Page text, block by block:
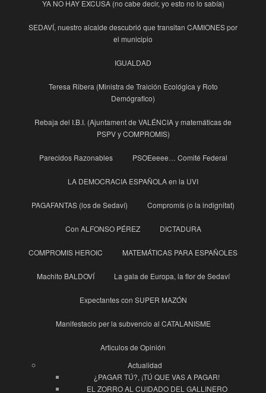
YA NO HAY EXCUSA (no cabe decir, yo esto no lo sabía)
SEDAVÍ, nuestro alcalde descubrió que transitan CAMIONES por
el municipio
IGUALDAD
Teresa Ribera (Ministra de Traición Ecológica y Roto
Demógrafico)
Rebaja del I.B.I. (Ajuntament de VALÉNCIA y matemáticas de
PSPV y COMPROMIS)
Parecidos Razonables PSOEeeee… Comité Federal
LA DEMOCRACIA ESPAÑOLA en la UVI
PAGAFANTAS (los de Sedaví) Compromís (o la indignitat)
Con ALFONSO PÉREZ DICTADURA
COMPROMIS HEROIC MATEMÁTICAS PARA ESPAÑOLES
Machito BALDOVÍ La gala de Europa, la flor de Sedaví
Expectantes con SUPER MAZÓN
Manifestacio per la subvencio al CATALANISME
Articulos de Opinión
Actualidad
¿PAGAR TÚ?, ¡TÚ QUE VAS A PAGAR!
EL ZORRO AL CUIDADO DEL GALLINERO